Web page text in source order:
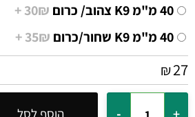
40 מ"מ K9 צהוב/ כרום
30₪ +
40 מ"מ K9 שחור/כרום
35₪ +
₪27
הוסף לסל